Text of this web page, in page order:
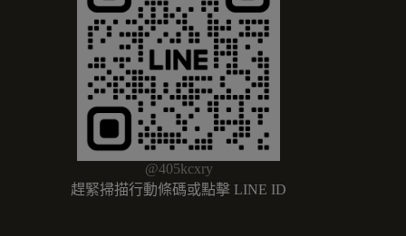
@405kcxry
趕緊掃描行動條碼或點擊 LINE ID